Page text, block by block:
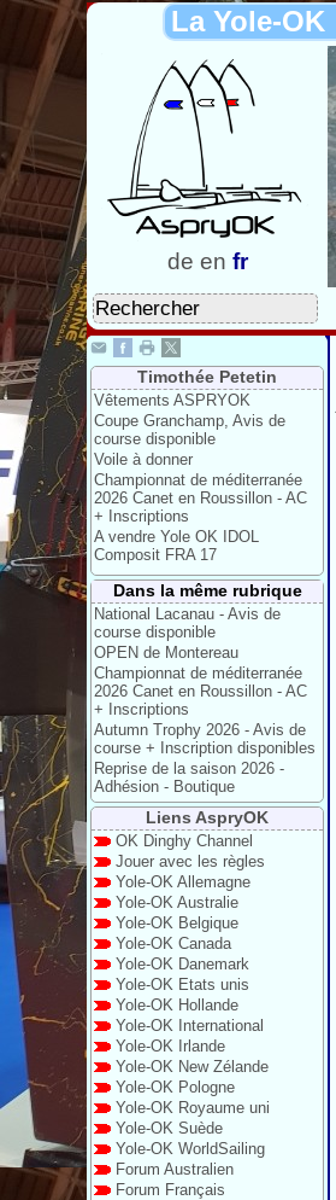
La Yole-OK
de en fr
Timothée Petetin
Vêtements ASPRYOK
Coupe Granchamp, Avis de
course disponible
Voile à donner
Championnat de méditerranée
2026 Canet en Roussillon - AC
+ Inscriptions
A vendre Yole OK IDOL
Composit FRA 17
Dans la même rubrique
National Lacanau - Avis de
course disponible
OPEN de Montereau
Championnat de méditerranée
2026 Canet en Roussillon - AC
+ Inscriptions
Autumn Trophy 2026 - Avis de
course + Inscription disponibles
Reprise de la saison 2026 -
Adhésion - Boutique
Liens AspryOK
OK Dinghy Channel
Jouer avec les règles
Yole-OK Allemagne
Yole-OK Australie
Yole-OK Belgique
Yole-OK Canada
Yole-OK Danemark
Yole-OK Etats unis
Yole-OK Hollande
Yole-OK International
Yole-OK Irlande
Yole-OK New Zélande
Yole-OK Pologne
Yole-OK Royaume uni
Yole-OK Suède
Yole-OK WorldSailing
Forum Australien
Forum Français